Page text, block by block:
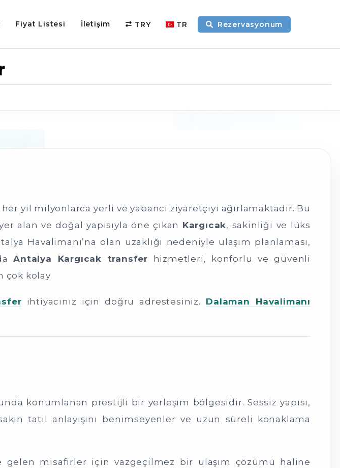
Fiyat Listesi İletişim TRY TR Rezervasyonum
yıl milyonlarca yerli ve yabancı ziyaretçiyi ağırlamaktadır. Bu
alan ve doğal yapısıyla öne çıkan Kargıcak, sakinliği ve lüks
Havalimanı’na olan uzaklığı nedeniyle ulaşım planlaması,
Antalya Kargıcak transfer hizmetleri, konforlu ve güvenli
çok kolay.
ihtiyacınız için doğru adrestesiniz. Dalaman Havalimanı
konumlanan prestijli bir yerleşim bölgesidir. Sessiz yapısı,
tatil anlayışını benimseyenler ve uzun süreli konaklama
gelen misafirler için vazgeçilmez bir ulaşım çözümü haline